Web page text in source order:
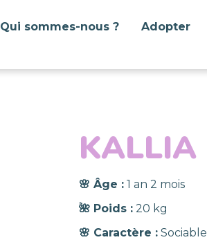
Qui sommes-nous ? Adopter
KALLIA
🌸 Âge :1 an 2 mois
🌺 Poids :20 kg
🌸 Caractère :Sociable